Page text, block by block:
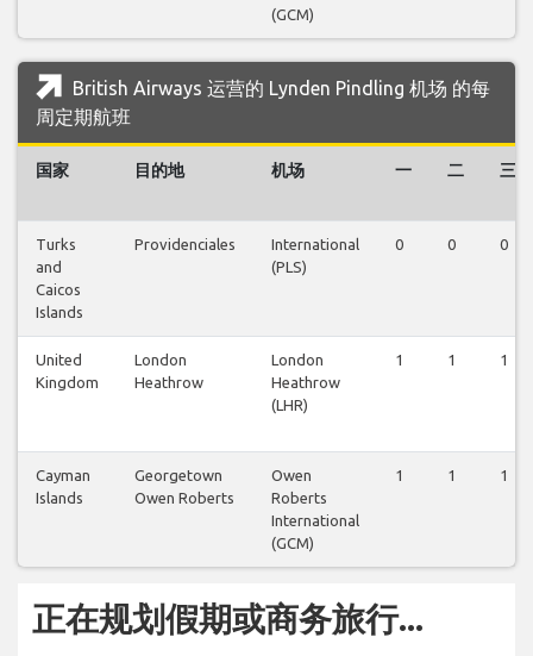
(GCM)
British Airways 运营的 Lynden Pindling 机场 的每
周定期航班
国家 目的地 机场 一 二 三
Turks
and
Caicos
Islands
Providenciales
International
(PLS)
0 0 0
United
Kingdom
London
Heathrow
London
Heathrow
(LHR)
1 1 1
Cayman
Islands
Georgetown
Owen Roberts
Owen
Roberts
International
(GCM)
1 1 1
正在规划假期或商务旅行...